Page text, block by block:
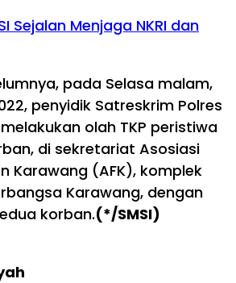
Sejalan Menjaga NKRI dan
pada Selasa malam,
penyidik Satreskrim Polres
olah TKP peristiwa
di sekretariat Asosiasi
Karawang (AFK), komplek
Karawang, dengan
korban.(*/SMSI)